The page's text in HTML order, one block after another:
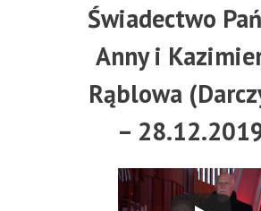
Świadectwo
Anny i
Rąblowa
–